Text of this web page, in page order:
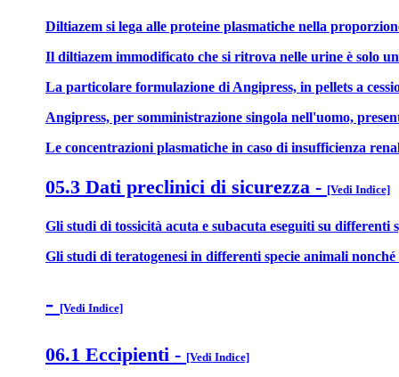
Diltiazem si lega alle proteine plasmatiche nella
Il diltiazem immodificato che si ritrova nelle urine è solo
La particolare formulazione di Angipress, in pellets a
Angipress, per somministrazione singola nell'uomo,
Le concentrazioni plasmatiche in caso di insufficienza
05.3 Dati preclinici di sicurezza - [Vedi Indice]
Gli studi di tossicità acuta e subacuta eseguiti su
Gli studi di teratogenesi in differenti specie animali
- [Vedi Indice]
06.1 Eccipienti - [Vedi Indice]